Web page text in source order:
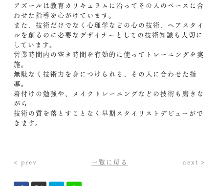
アズールは教育カリキュラムに沿ってその人のペースに合
わせた指導を心がけています。
また、技術だけでなく心理学などの心の技術、ヘアスタイ
ルを創るのに必要なデザイナーとしての技術知識も大切に
しています。
営業時間内の空き時間を有効的に使ってトレーニングを実
施。
無駄なく技術力を身につけられる、その人に合わせた指
導。
着付けの勉強や、メイクトレーニングなどの技術も磨きな
がら
技術の質を落とすことなく早期スタイリストデビューがで
きます。
< prev 一覧に戻る next >